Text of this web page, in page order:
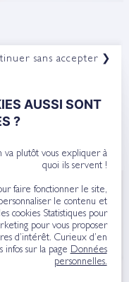
sans accepter ❯
AUSSI SONT
?
va plutôt vous expliquer à
quoi ils servent !
faire fonctionner le site,
le contenu et
cookies Statistiques pour
pour vous proposer
d’intérêt. Curieux d’en
infos sur la page Données
personnelles.
enfants)
. . .
ÉVITER LA
?
recherchez un
/prix. Il est vrai que
de quoi faire peur !